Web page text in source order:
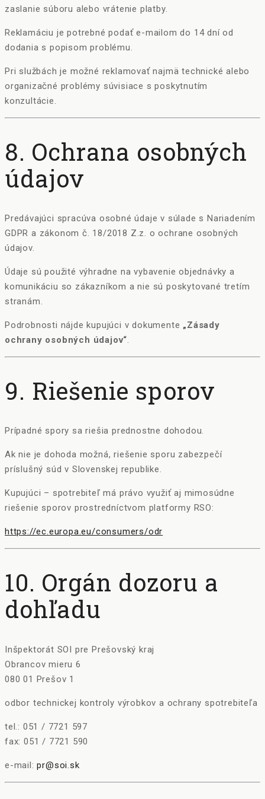
zaslanie súboru alebo vrátenie platby.
Reklamáciu je potrebné podať e-mailom do 14 dní od
dodania s popisom problému.
Pri službách je možné reklamovať najmä technické alebo
organizačné problémy súvisiace s poskytnutím
konzultácie.
8. Ochrana osobných
údajov
Predávajúci spracúva osobné údaje v súlade s Nariadením
GDPR a zákonom č. 18/2018 Z.z. o ochrane osobných
údajov.
Údaje sú použité výhradne na vybavenie objednávky a
komunikáciu so zákazníkom a nie sú poskytované tretím
stranám.
Podrobnosti nájde kupujúci v dokumente „Zásady
ochrany osobných údajov“.
9. Riešenie sporov
Prípadné spory sa riešia prednostne dohodou.
Ak nie je dohoda možná, riešenie sporu zabezpečí
príslušný súd v Slovenskej republike.
Kupujúci – spotrebiteľ má právo využiť aj mimosúdne
riešenie sporov prostredníctvom platformy RSO:
https://ec.europa.eu/consumers/odr
10. Orgán dozoru a
dohľadu
Inšpektorát SOI pre Prešovský kraj
Obrancov mieru 6
080 01 Prešov 1
odbor technickej kontroly výrobkov a ochrany spotrebiteľa
tel.: 051 / 7721 597
fax: 051 / 7721 590
e-mail:pr@soi.sk